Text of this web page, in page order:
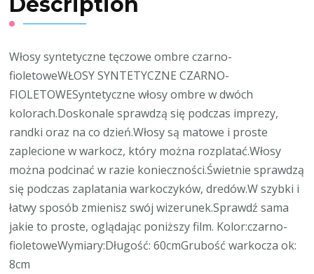
Włosy syntetyczne tęczowe ombre czarno-
fioletoweWŁOSY SYNTETYCZNE CZARNO-
FIOLETOWESyntetyczne włosy ombre w dwóch
kolorach.Doskonale sprawdzą się podczas imprezy,
randki oraz na co dzień.Włosy są matowe i proste
zaplecione w warkocz, który można rozplatać.Włosy
można podcinać w razie konieczności.Świetnie sprawdzą
się podczas zaplatania warkoczyków, dredów.W szybki i
łatwy sposób zmienisz swój wizerunek.Sprawdź sama
jakie to proste, oglądając poniższy film. Kolor:czarno-
fioletoweWymiary:Długość: 60cmGrubość warkocza ok:
8cm